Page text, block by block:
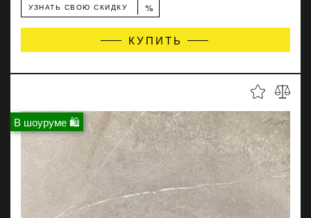
УЗНАТЬ СВОЮ СКИДКУ %
КУПИТЬ
В шоуруме 🛍